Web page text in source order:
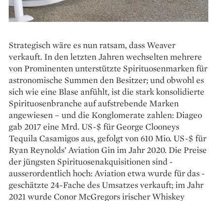
Strategisch wäre es nun ratsam, dass Weaver
verkauft. In den letzten Jahren wechselten mehrere
von Prominenten unterstützte Spirituosen­marken für
astronomische Summen den Besitzer; und obwohl es
sich wie eine Blase anfühlt, ist die stark konsolidierte
Spirituosenbranche auf aufstrebende Marken
angewiesen – und die Konglo­merate zahlen: Diageo
gab 2017 eine Mrd. US-$ für George Clooneys
Tequila Casamigos aus, gefolgt von 610 Mio. US-$ für
Ryan Reynolds’ Aviation Gin im Jahr 2020. Die Preise
der jüngsten Spirituosenakquisitionen sind ­
ausserordentlich hoch: Aviation etwa wurde für das ­
geschätzte 24-Fache des Umsatzes verkauft; im Jahr
2021 wurde Conor McGregors irischer Whiskey